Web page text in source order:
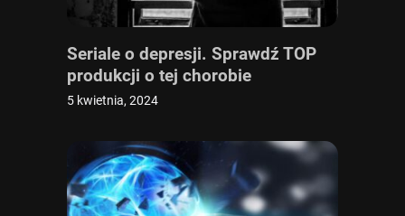
Seriale o depresji. Sprawdź TOP
produkcji o tej chorobie
5 kwietnia, 2024